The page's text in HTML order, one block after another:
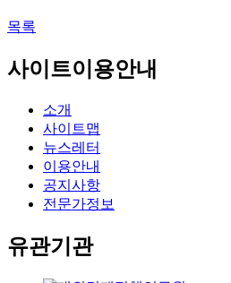
목록
사이트이용안내
소개
사이트맵
뉴스레터
이용안내
공지사항
전문가정보
유관기관